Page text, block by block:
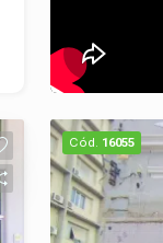
Cód. 16055